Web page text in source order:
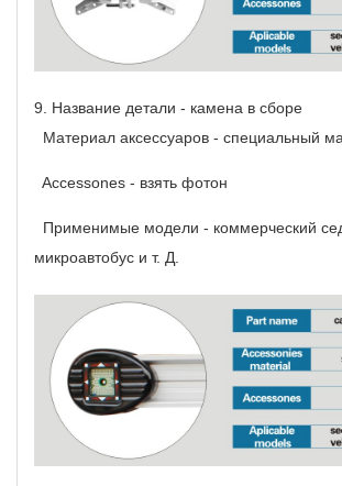
9. Название детали - камена в сборе
Материал аксессуаров - специальный
Accessones - взять фотон
Применимые модели - коммерческий
микроавтобус и т. Д.